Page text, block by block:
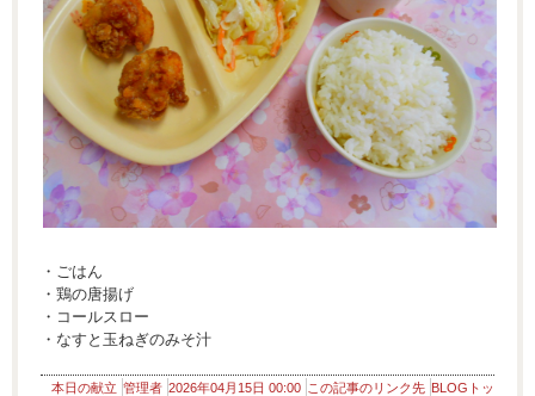
・ごはん
・鶏の唐揚げ
・コールスロー
・なすと玉ねぎのみそ汁
本日の献立 管理者 2026年04月15日 00:00 この記事のリンク先 BLOGトッ